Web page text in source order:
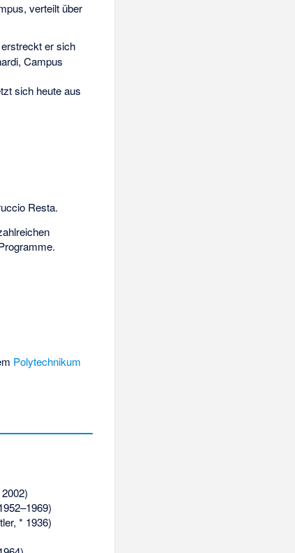
verteilt über
er sich
Campus
sich heute aus
Resta.
Polytechnikum
* 1936)